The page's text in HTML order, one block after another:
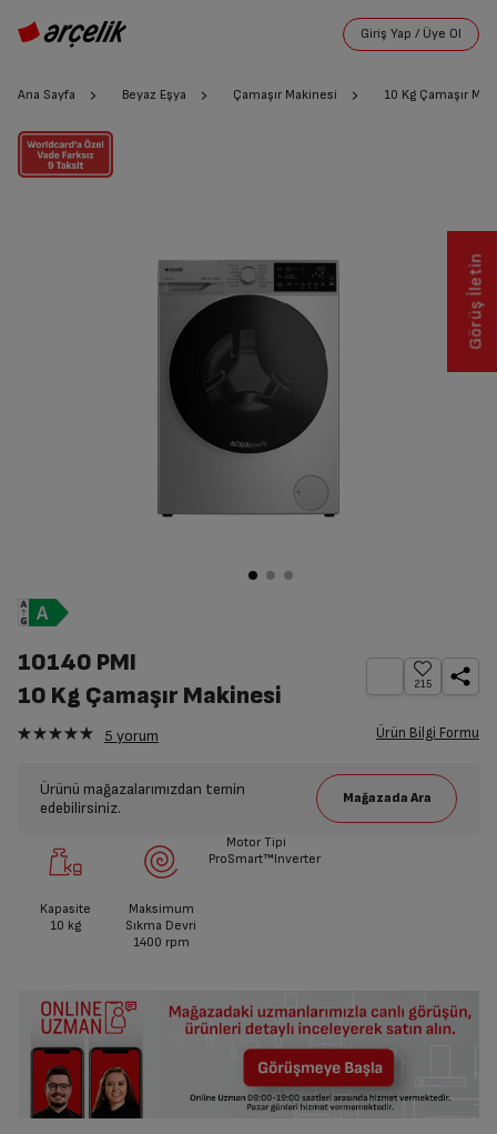
Ana Sayfa Beyaz Eşya Çamaşır Makinesi 10 Kg Çamaşır
10140 PMI
10 Kg Çamaşır Makinesi
215
5 yorum Ürün Bilgi Formu
Ürünü mağazalarımızdan temin
edebilirsiniz.
Kapasite
10 kg
Maksimum
Sıkma Devri
1400 rpm
Motor Tipi
ProSmart™Inverter
Görüş İletin